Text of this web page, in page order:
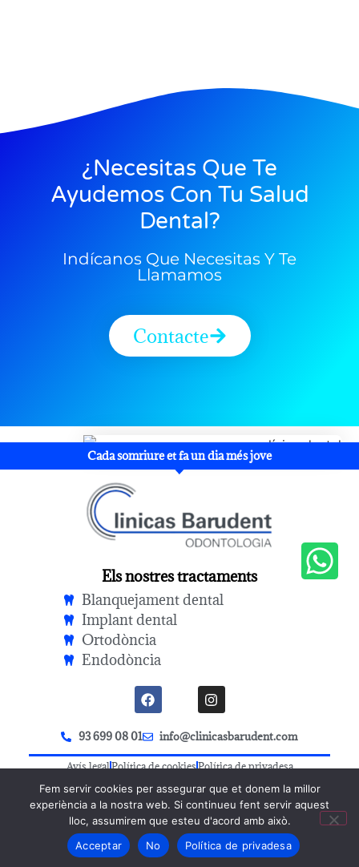
¿Necesitas Que Te
Ayudemos Con Tu Salud
Dental?
Indícanos Que Necesitas Y Te
Llamamos
Contacte
Cada somriure et fa un dia més jove
Els nostres tractaments
Blanquejament dental
Implant dental
Ortodòncia
Endodòncia
93 699 08 01 info@clinicasbarudent.com
Avís legalPolítica de cookiesPolítica de privadesa
Fem servir cookies per assegurar que et donem la millor
experiència a la nostra web. Si continueu fent servir aquest
lloc, assumirem que esteu d'acord amb això.
Acceptar
No Política de privadesa